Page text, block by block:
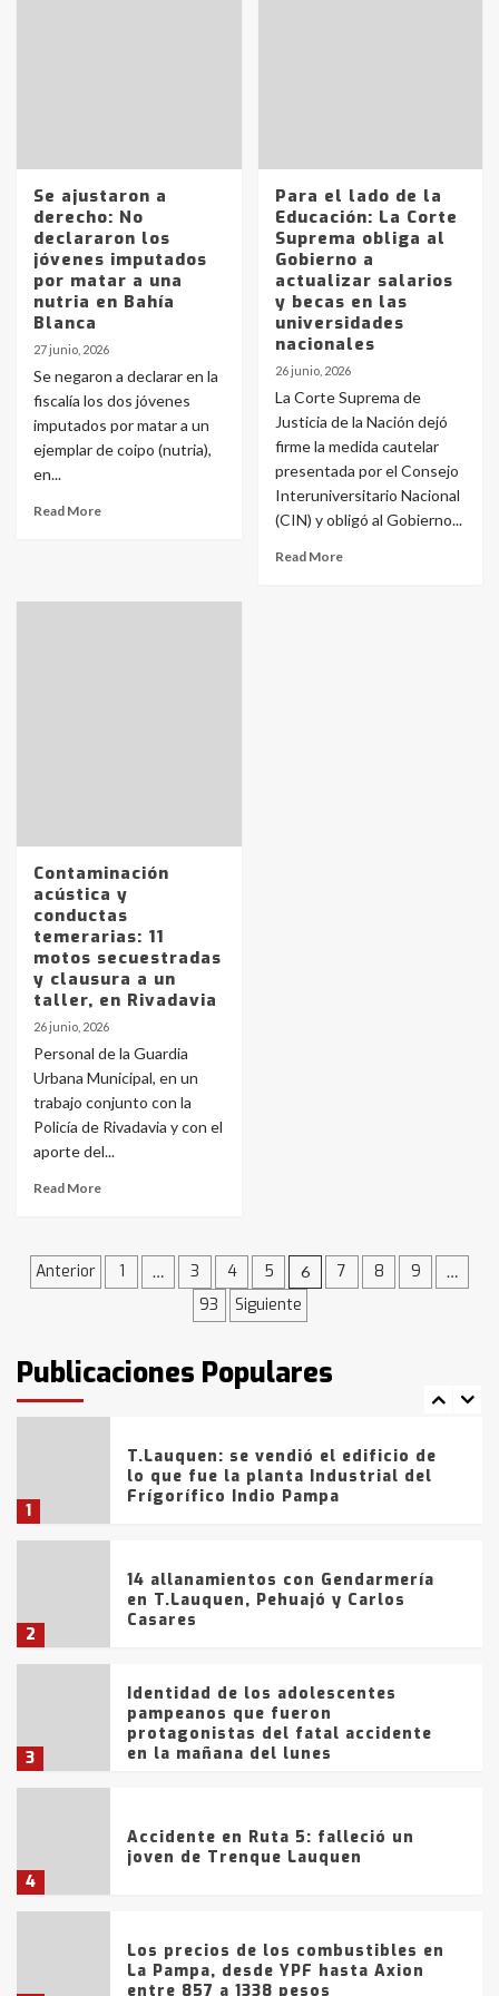
Se ajustaron a
derecho: No
declararon los
jóvenes imputados
por matar a una
nutria en Bahía
Blanca
27 junio, 2026
Se negaron a declarar en la
fiscalía los dos jóvenes
imputados por matar a un
ejemplar de coipo (nutria),
en...
Read More
Para el lado de la
Educación: La Corte
Suprema obliga al
Gobierno a
actualizar salarios
y becas en las
universidades
nacionales
26 junio, 2026
La Corte Suprema de
Justicia de la Nación dejó
firme la medida cautelar
presentada por el Consejo
Interuniversitario Nacional
(CIN) y obligó al Gobierno...
Read More
Contaminación
acústica y
conductas
temerarias: 11
motos secuestradas
y clausura a un
taller, en Rivadavia
26 junio, 2026
Personal de la Guardia
Urbana Municipal, en un
trabajo conjunto con la
Policía de Rivadavia y con el
aporte del...
Read More
Navegación
entradas
Anterior 1 … 3 4 5 6 7 8 9 …
93 Siguiente
Publicaciones Populares
pampeanos que fueron
protagonistas del fatal accidente
en la mañana del lunes
Accidente en Ruta 5: falleció un
joven de Trenque Lauquen
5
Los precios de los combustibles en
La Pampa, desde YPF hasta Axion
entre 857 a 1338 pesos
6
de la provincia
T.Lauquen: tres jóvenes que
fueron detenidos por
comercialización de drogas en la
tarde del sábado
1
T.Lauquen: se vendió el edificio de
lo que fue la planta Industrial del
Frígorífico Indio Pampa
2
14 allanamientos con Gendarmería
en T.Lauquen, Pehuajó y Carlos
Casares
3
Identidad de los adolescentes
pampeanos que fueron
protagonistas del fatal accidente
en la mañana del lunes
4
Accidente en Ruta 5: falleció un
joven de Trenque Lauquen
Los precios de los combustibles en
La Pampa, desde YPF hasta Axion
entre 857 a 1338 pesos